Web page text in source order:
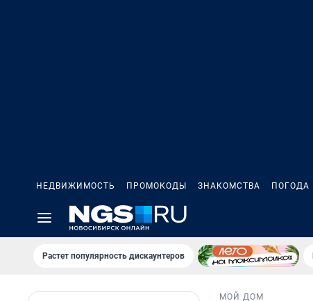
НЕДВИЖИМОСТЬ ПРОМОКОДЫ ЗНАКОМСТВА ПОГОДА
Растет популярность дискаунтеров
МОЙ ДОМ